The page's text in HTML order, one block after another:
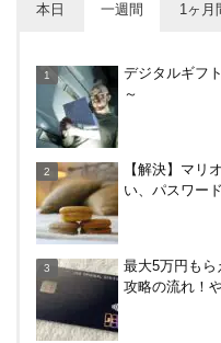
本日 一週間 1ヶ月
らえる！7/1朝
日特典を駆使
札内と改札外
デジタルギフ
～
【解決】マリ
い、パスワー
最大5万円もら
攻略の流れ！